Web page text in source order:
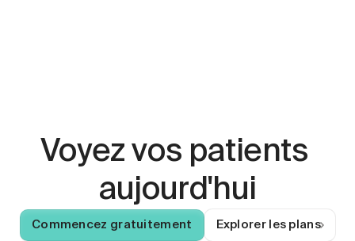
Voyez vos patients
aujourd'hui
Commencez gratuitement Explorer les plans